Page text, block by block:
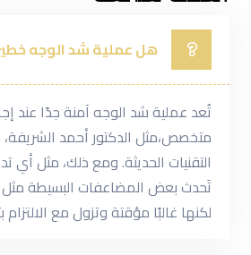
هل عملية شد الوجه
تُعد عملية شد الوجه آمنة جدًا عند
متخصص،مثل الدكتور أحمد
التقنيات الحديثة. ومع ذلك، مثل أي
تَحدث بعض المضاعفات البسيطة مثل
لكنها غالبًا مؤقتة وتزول مع الالتزام